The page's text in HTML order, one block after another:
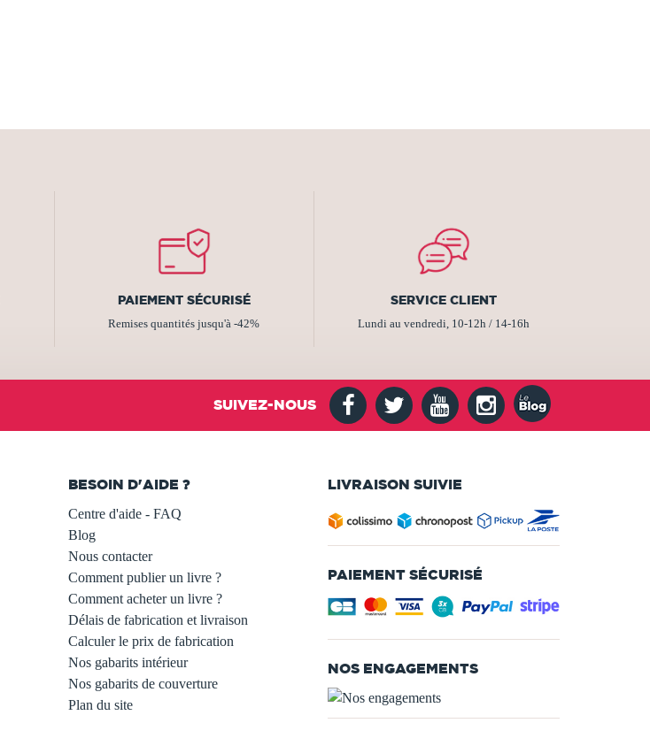
PAIEMENT SÉCURISÉ
Remises quantités jusqu'à -42%
SERVICE CLIENT
Lundi au vendredi, 10-12h / 14-16h
SUIVEZ-NOUS
BESOIN D'AIDE ?
Centre d'aide - FAQ
Blog
Nous contacter
Comment publier un livre ?
Comment acheter un livre ?
Délais de fabrication et livraison
Calculer le prix de fabrication
Nos gabarits intérieur
Nos gabarits de couverture
Plan du site
LIVRAISON SUIVIE
PAIEMENT SÉCURISÉ
NOS ENGAGEMENTS